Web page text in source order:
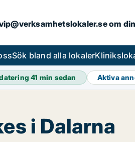
om
Sök bland alla lokaler
41 min sedan Aktiva
i Dalarna